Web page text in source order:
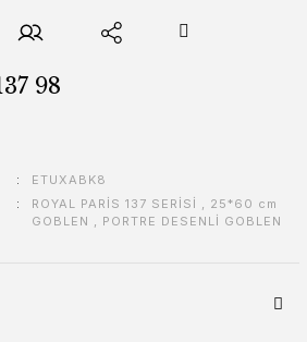
98
ETUXABK8
ROYAL PARİS 137 SERİSİ , 25*60 cm
GOBLEN , PORTRE DESENLİ GOBLEN